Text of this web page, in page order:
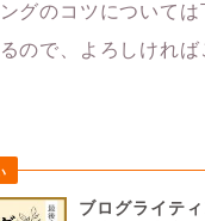
グのコツについて
ので、よろしければ
ブログライテ